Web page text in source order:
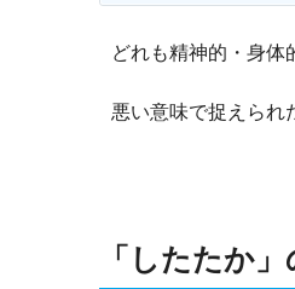
どれも精神的・身体
悪い意味で捉えられ
「 したたか